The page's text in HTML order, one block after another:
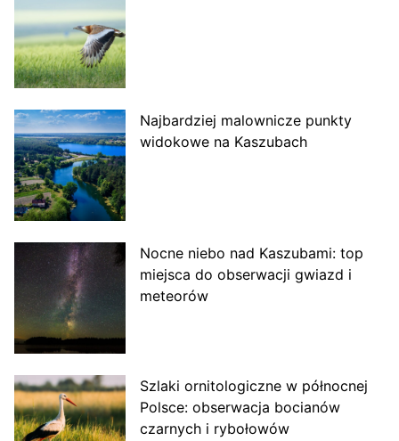
Najbardziej malownicze punkty
widokowe na Kaszubach
Nocne niebo nad Kaszubami: top
miejsca do obserwacji gwiazd i
meteorów
Szlaki ornitologiczne w północnej
Polsce: obserwacja bocianów
czarnych i rybołowów